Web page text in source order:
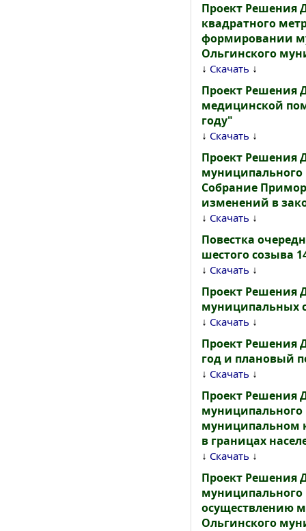
Проект Решения
квадратного
формировании
Ольгинского
↓ Скачать ↓
Проект Решения
медицинской
году"
↓ Скачать ↓
Проект Решения
муниципального
Собрание
изменений в
↓ Скачать ↓
Повестка
шестого созыва
↓ Скачать ↓
Проект Решения
муниципальных
↓ Скачать ↓
Проект Решения
год и плановый
↓ Скачать ↓
Проект Решения
муниципального
муниципальном
в границах
↓ Скачать ↓
Проект Решения
муниципального
осуществлению
Ольгинского